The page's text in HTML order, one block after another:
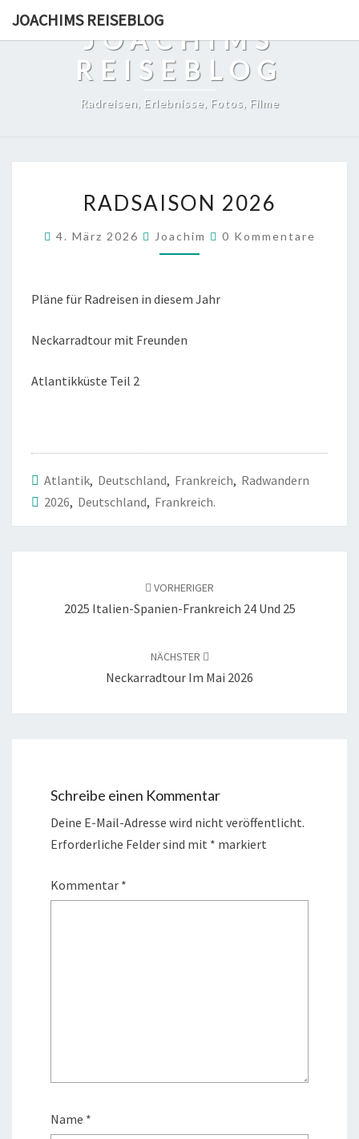
JOACHIMS REISEBLOG
JOACHIMS
REISEBLOG
Radreisen, Erlebnisse, Fotos, Filme
2026
RADSAISON 2026
4. März 2026 Joachim Kommentare
0 Kommentare
Pläne für Radreisen in diesem Jahr
Neckarradtour mit Freunden
Atlantikküste Teil 2
Atlantik, Deutschland, Frankreich, Radwandern
2026, Deutschland, Frankreich.
VORHERIGER
2025 Italien-Spanien-Frankreich 24 Und 25
NÄCHSTER
Neckarradtour Im Mai 2026
Schreibe einen Kommentar
Deine E-Mail-Adresse wird nicht veröffentlicht.
Erforderliche Felder sind mit * markiert
Kommentar *
Name *